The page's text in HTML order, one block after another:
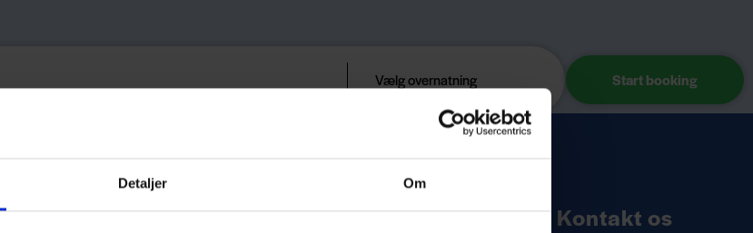
Detaljer Om
Vælg overnatning
Kontakt os